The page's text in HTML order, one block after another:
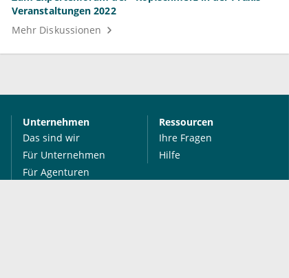
Veranstaltungen 2022
Mehr Diskussionen
Unternehmen
Das sind wir
Für Unternehmen
Für Agenturen
Ressourcen
Ihre Fragen
Hilfe